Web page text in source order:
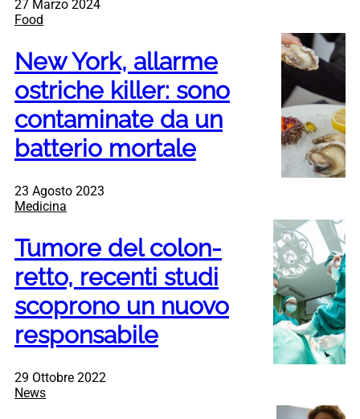
27 Marzo 2024
Food
New York, allarme
ostriche killer: sono
contaminate da un
batterio mortale
23 Agosto 2023
Medicina
Tumore del colon-
retto, recenti studi
scoprono un nuovo
responsabile
29 Ottobre 2022
News